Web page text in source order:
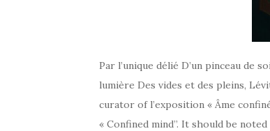
Par l’unique délié D’un pinceau de
lumière Des vides et des pleins,
curator of l’exposition « Âme
« Confined mind”. It should be